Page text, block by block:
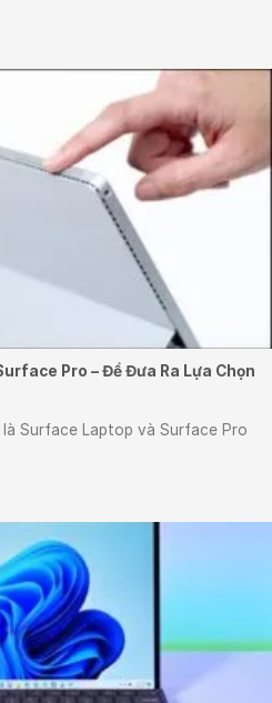
Pro – Để Đưa Ra Lựa Chọn
Surface Laptop và Surface Pro